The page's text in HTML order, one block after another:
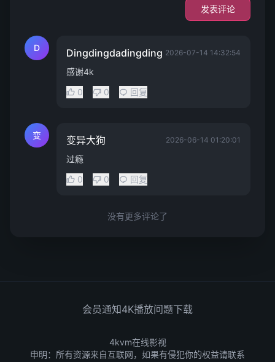
发表评论
D Dingdingdadingding 2026-07-14 14:32:54
感谢4k
0
0 回复
变 变异大狗 2026-06-14 01:20:01
过瘾
0
0 回复
没有更多评论了
会员通知4K播放问题下载
4kvm在线影视
申明：所有资源来自互联网，如果有侵犯你的权益请联系